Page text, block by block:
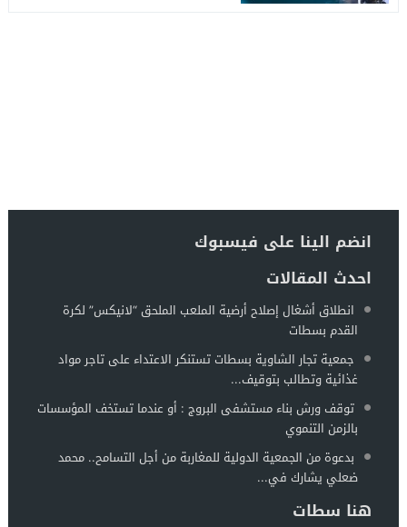
انضم الينا على فيسبوك
احدث المقالات
انطلاق أشغال إصلاح أرضية الملعب الملحق “لانيكس” لكرة
القدم بسطات
جمعية تجار الشاوية بسطات تستنكر الاعتداء على تاجر مواد
غذائية وتطالب بتوقيف...
توقف ورش بناء مستشفى البروج : أو عندما تستخف المؤسسات
بالزمن التنموي
بدعوة من الجمعية الدولية للمغاربة من أجل التسامح.. محمد
ضعلي يشارك في...
هنا سطات